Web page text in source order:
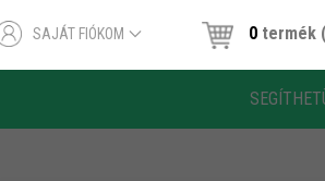
SAJÁT FIÓKOM 0termék